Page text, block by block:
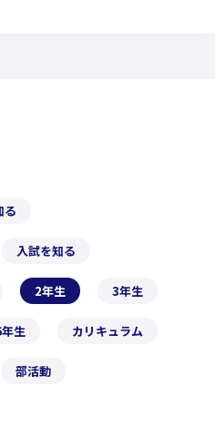
る
入試を知る
2年生 3年生
生 カリキュラム
部活動